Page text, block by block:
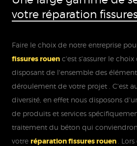
votre réparation
Faire le choix de notre entreprise
fissures rouenc'est s'assurer le
disposant de l'ensemble des
déroulement de votre projet . C'est
diversité, en effet nous disposons
de produits et services
traitement du béton qui
votre réparation fissures rouen
.